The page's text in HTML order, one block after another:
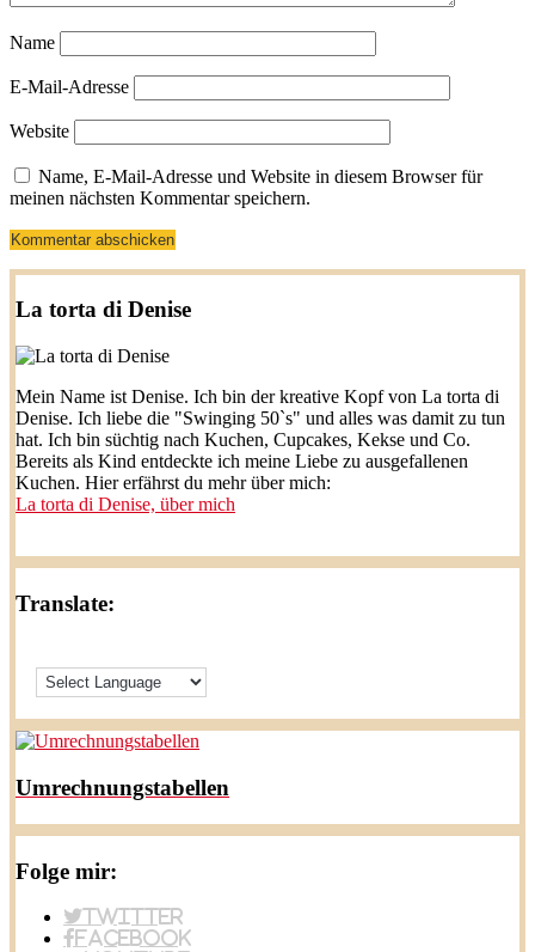
Name
E-Mail-Adresse
Website
Name, E-Mail-Adresse und Website in diesem Browser für
meinen nächsten Kommentar speichern.
La torta di Denise
Mein Name ist Denise. Ich bin der kreative Kopf von La torta di
Denise. Ich liebe die "Swinging 50`s" und alles was damit zu tun
hat. Ich bin süchtig nach Kuchen, Cupcakes, Kekse und Co.
Bereits als Kind entdeckte ich meine Liebe zu ausgefallenen
Kuchen. Hier erfährst du mehr über mich:
La torta di Denise, über mich
Translate:
Umrechnungstabellen
Folge mir:
Twitter
Facebook